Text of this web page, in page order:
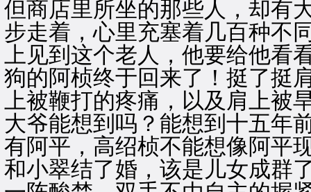
但商店里所坐的那些人，却有
步走着，心里充塞着几百种不
上见到这个老人，他要给他看
狗的阿桢终于回来了！挺了挺
上被鞭打的疼痛，以及肩上被
大爷能想到吗？能想到十五年
有阿平，高绍桢不能想像阿平
和小翠结了婚，该是儿女成群